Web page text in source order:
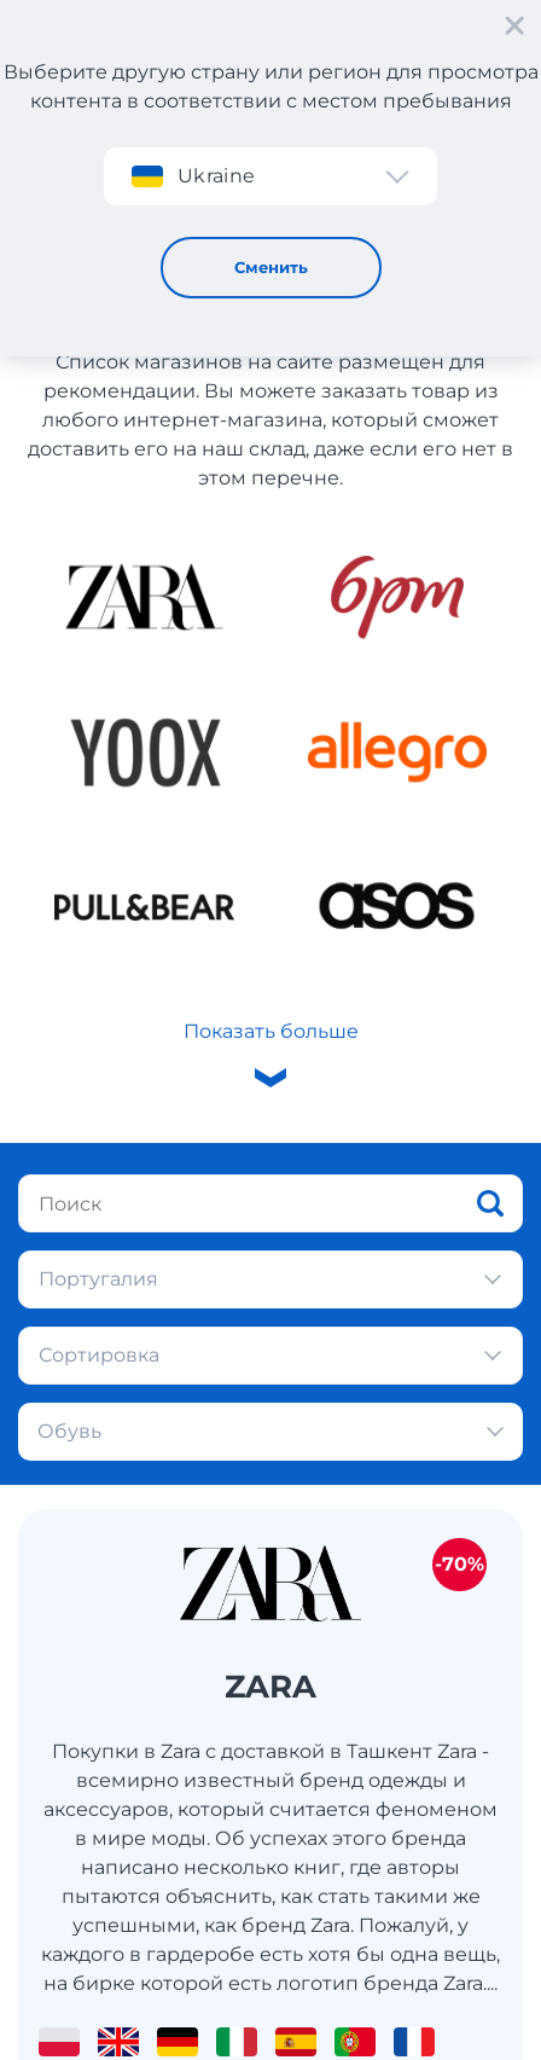
Регистрация
Выберите другую страну или регион для просмотра
контента в соответствии с местом пребывания
Ukraine
Сменить
Обувь с Португалии с доставкой в Узбекистан
Обувь с Португалии с
доставкой в Узбекистан
Список магазинов на сайте размещен для
рекомендации. Вы можете заказать товар из
любого интернет-магазина, который сможет
доставить его на наш склад, даже если его нет в
этом перечне.
Показать больше
Португалия
Сортировка
Обувь
ZARA
Покупки в Zara с доставкой в Ташкент Zara -
всемирно известный бренд одежды и
аксессуаров, который считается феноменом
в мире моды. Об успехах этого бренда
написано несколько книг, где авторы
пытаются объяснить, как стать такими же
успешными, как бренд Zara. Пожалуй, у
каждого в гардеробе есть хотя бы одна вещь,
на бирке которой есть логотип бренда Zara....
-70%